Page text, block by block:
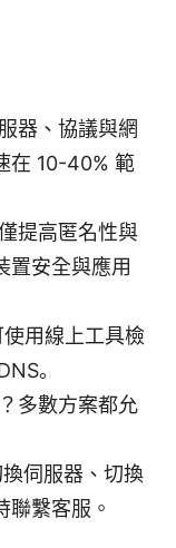
器、協議與網
在 10-40% 範
提高匿名性與
置安全與應用
用線上工具檢
。
多數方案都允
伺服器、切換
聯繫客服。